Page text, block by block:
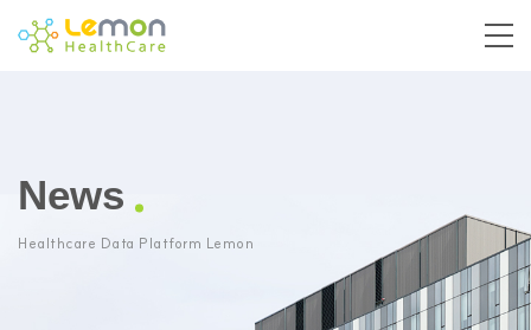
News
Healthcare Data Platform Lemon